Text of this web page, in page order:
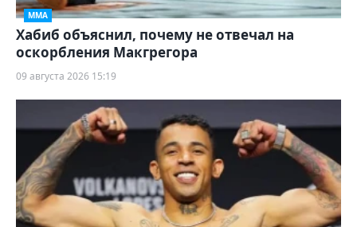
ММА
Хабиб объяснил, почему не отвечал на
оскорбления Макгрегора
09 августа 2026 15:19